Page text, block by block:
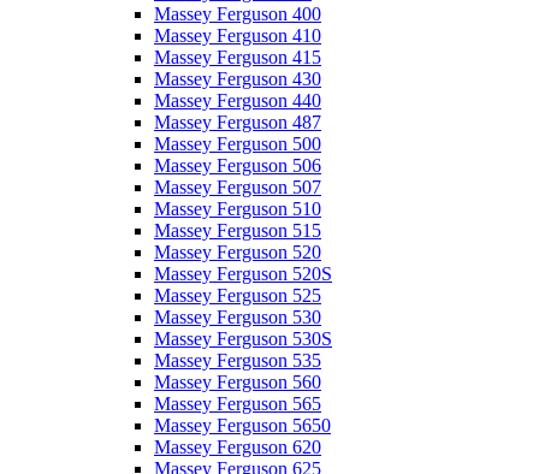
Massey Ferguson 400
Massey Ferguson 410
Massey Ferguson 415
Massey Ferguson 430
Massey Ferguson 440
Massey Ferguson 487
Massey Ferguson 500
Massey Ferguson 506
Massey Ferguson 507
Massey Ferguson 510
Massey Ferguson 515
Massey Ferguson 520
Massey Ferguson 520S
Massey Ferguson 525
Massey Ferguson 530
Massey Ferguson 530S
Massey Ferguson 535
Massey Ferguson 560
Massey Ferguson 565
Massey Ferguson 5650
Massey Ferguson 620
Massey Ferguson 625